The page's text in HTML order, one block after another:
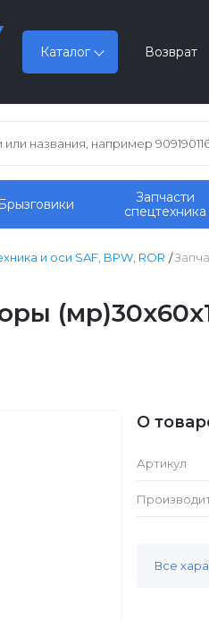
Каталог Возврат
Брызговики
Запчасти
спецтехника
и оси SAF, BPW, ROR
О
Артикул
Все